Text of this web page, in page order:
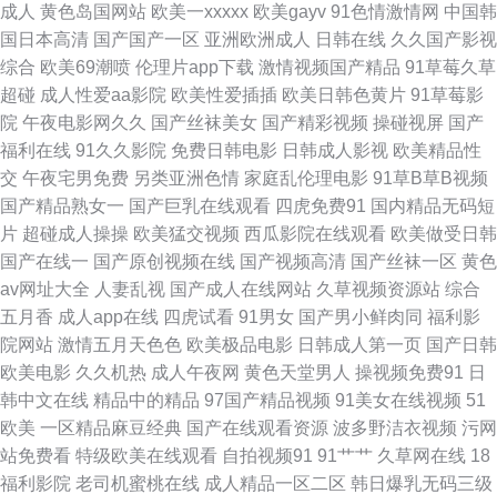
品自精品 欧美大片1688 日韩新片www 亚洲欧美ts热舞 91麻豆国产蜜臀 啊v
在线 蜜桃91无需下载 五月天婷婷专区7 伊人福利在线 天天射射 成人日B福
利视频 九一黄色仓库 欧美成人第一页 日韩勉费A片 亚洲喷水在线 99久久偷
窥 国产福利在线导航 久久精品妻 欧日美一本 日韩欧美综合 亚洲性爱视频
91丝足 超碰欧美成人 国产欧美二 久草精品系列 日本91视频 无码不卡一区二
区 在线观看伦理 91真人实操 成人永久 黑丝国产素人 老熟女精品视频1 人人
插日日插 午夜少妇码 91视频综合大全 超碰97人在线 国产另类TS高潮 久草
香蕉网址 日本网站www 午夜福利色片 91色色 成人视屏在线 韩日一区二区
三卡 欧美另类日韩 深夜免费网站 91精品自 超碰公开免费 精品久久丁香五月
成人 黄色岛国网站 欧美一xxxxx 欧美gayv 91色情激情网 中国韩
国日本高清 国产国产一区 亚洲欧洲成人 日韩在线 久久国产影视
综合 欧美69潮喷 伦理片app下载 激情视频国产精品 91草莓久草
超碰 成人性爱aa影院 欧美性爱插插 欧美日韩色黄片 91草莓影
院 午夜电影网久久 国产丝袜美女 国产精彩视频 操碰视屏 国产
福利在线 91久久影院 免费日韩电影 日韩成人影视 欧美精品性
交 午夜宅男免费 另类亚洲色情 家庭乱伦理电影 91草B草B视频
国产精品熟女一 国产巨乳在线观看 四虎免费91 国内精品无码短
片 超碰成人操操 欧美猛交视频 西瓜影院在线观看 欧美做受日韩
国产在线一 国产原创视频在线 国产视频高清 国产丝袜一区 黄色
av网址大全 人妻乱视 国产成人在线网站 久草视频资源站 综合
五月香 成人app在线 四虎试看 91男女 国产男小鲜肉同 福利影
院网站 激情五月天色色 欧美极品电影 日韩成人第一页 国产日韩
欧美电影 久久机热 成人午夜网 黄色天堂男人 操视频免费91 日
韩中文在线 精品中的精品 97国产精品视频 91美女在线视频 51
欧美 一区精品麻豆经典 国产在线观看资源 波多野洁衣视频 污网
站免费看 特级欧美在线观看 自拍视频91 91艹艹 久草网在线 18
福利影院 老司机蜜桃在线 成人精品一区二区 韩日爆乳无码三级